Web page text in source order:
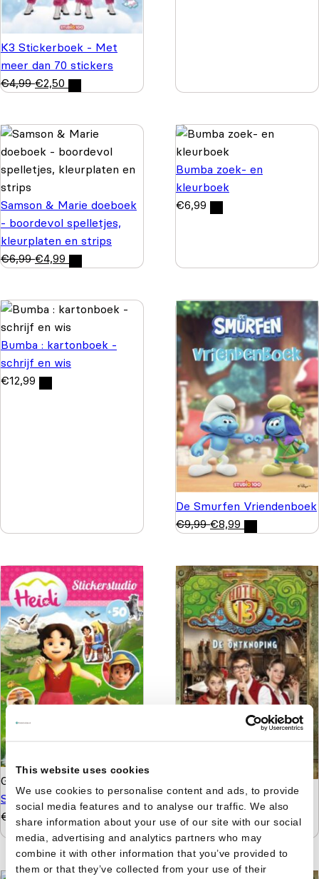
This website uses cookies
We use cookies to personalise content and ads, to provide
social media features and to analyse our traffic. We also
share information about your use of our site with our social
media, advertising and analytics partners who may
combine it with other information that you’ve provided to
them or that they’ve collected from your use of their
K3 Stickerboek - Met
meer dan 70 stickers
€4,99 €2,50
Samson & Marie doeboek
- boordevol spelletjes,
kleurplaten en strips
€6,99 €4,99
Bumba zoek- en
kleurboek
€6,99
Bumba : kartonboek -
schrijf en wis
€12,99
De Smurfen Vriendenboek
€9,99 €8,99
Gert Verhulst
Stickerstudio
€
4,99
Gert VerhulstHotel 13 -
De ontknoping
€6,99